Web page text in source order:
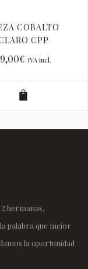
COBALTO
CPP
€ IVA incl.
hermanas,
palabra que mejor
la oportunidad